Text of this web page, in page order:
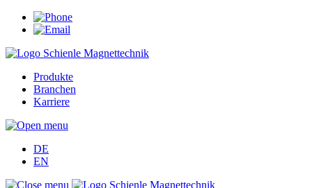
Produkte
Branchen
Karriere
DE
EN